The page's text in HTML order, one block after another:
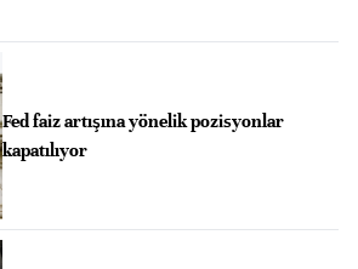
Fed faiz artışına yönelik pozisyonlar
kapatılıyor